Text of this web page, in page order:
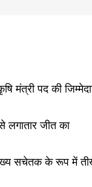
मंत्री पद की
लगातार जीत का
मुख्य सचेतक के रूप में